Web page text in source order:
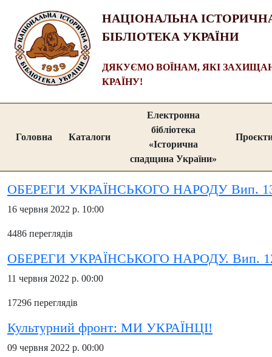
НАЦІОНАЛЬНА
БІБЛІОТЕКА УКРАЇНИ
ДЯКУЄМО ВОЇНАМ, ЯКІ
КРАЇНУ!
Головна Каталоги
Електронна
бібліотека
«Історична
спадщина України»
ОБЕРЕГИ УКРАЇНСЬКОГО НАРОДУ Вип.
16 червня 2022 р. 10:00
4486 переглядів
ОБЕРЕГИ УКРАЇНСЬКОГО НАРОДУ. Вип.
11 червня 2022 р. 00:00
17296 переглядів
Культурний фронт: МИ УКРАЇНЦІ!
09 червня 2022 р. 00:00